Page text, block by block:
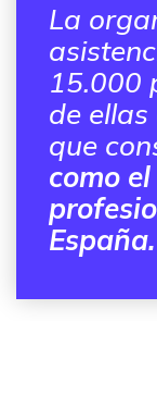
La
15.000
de
que
como
España.